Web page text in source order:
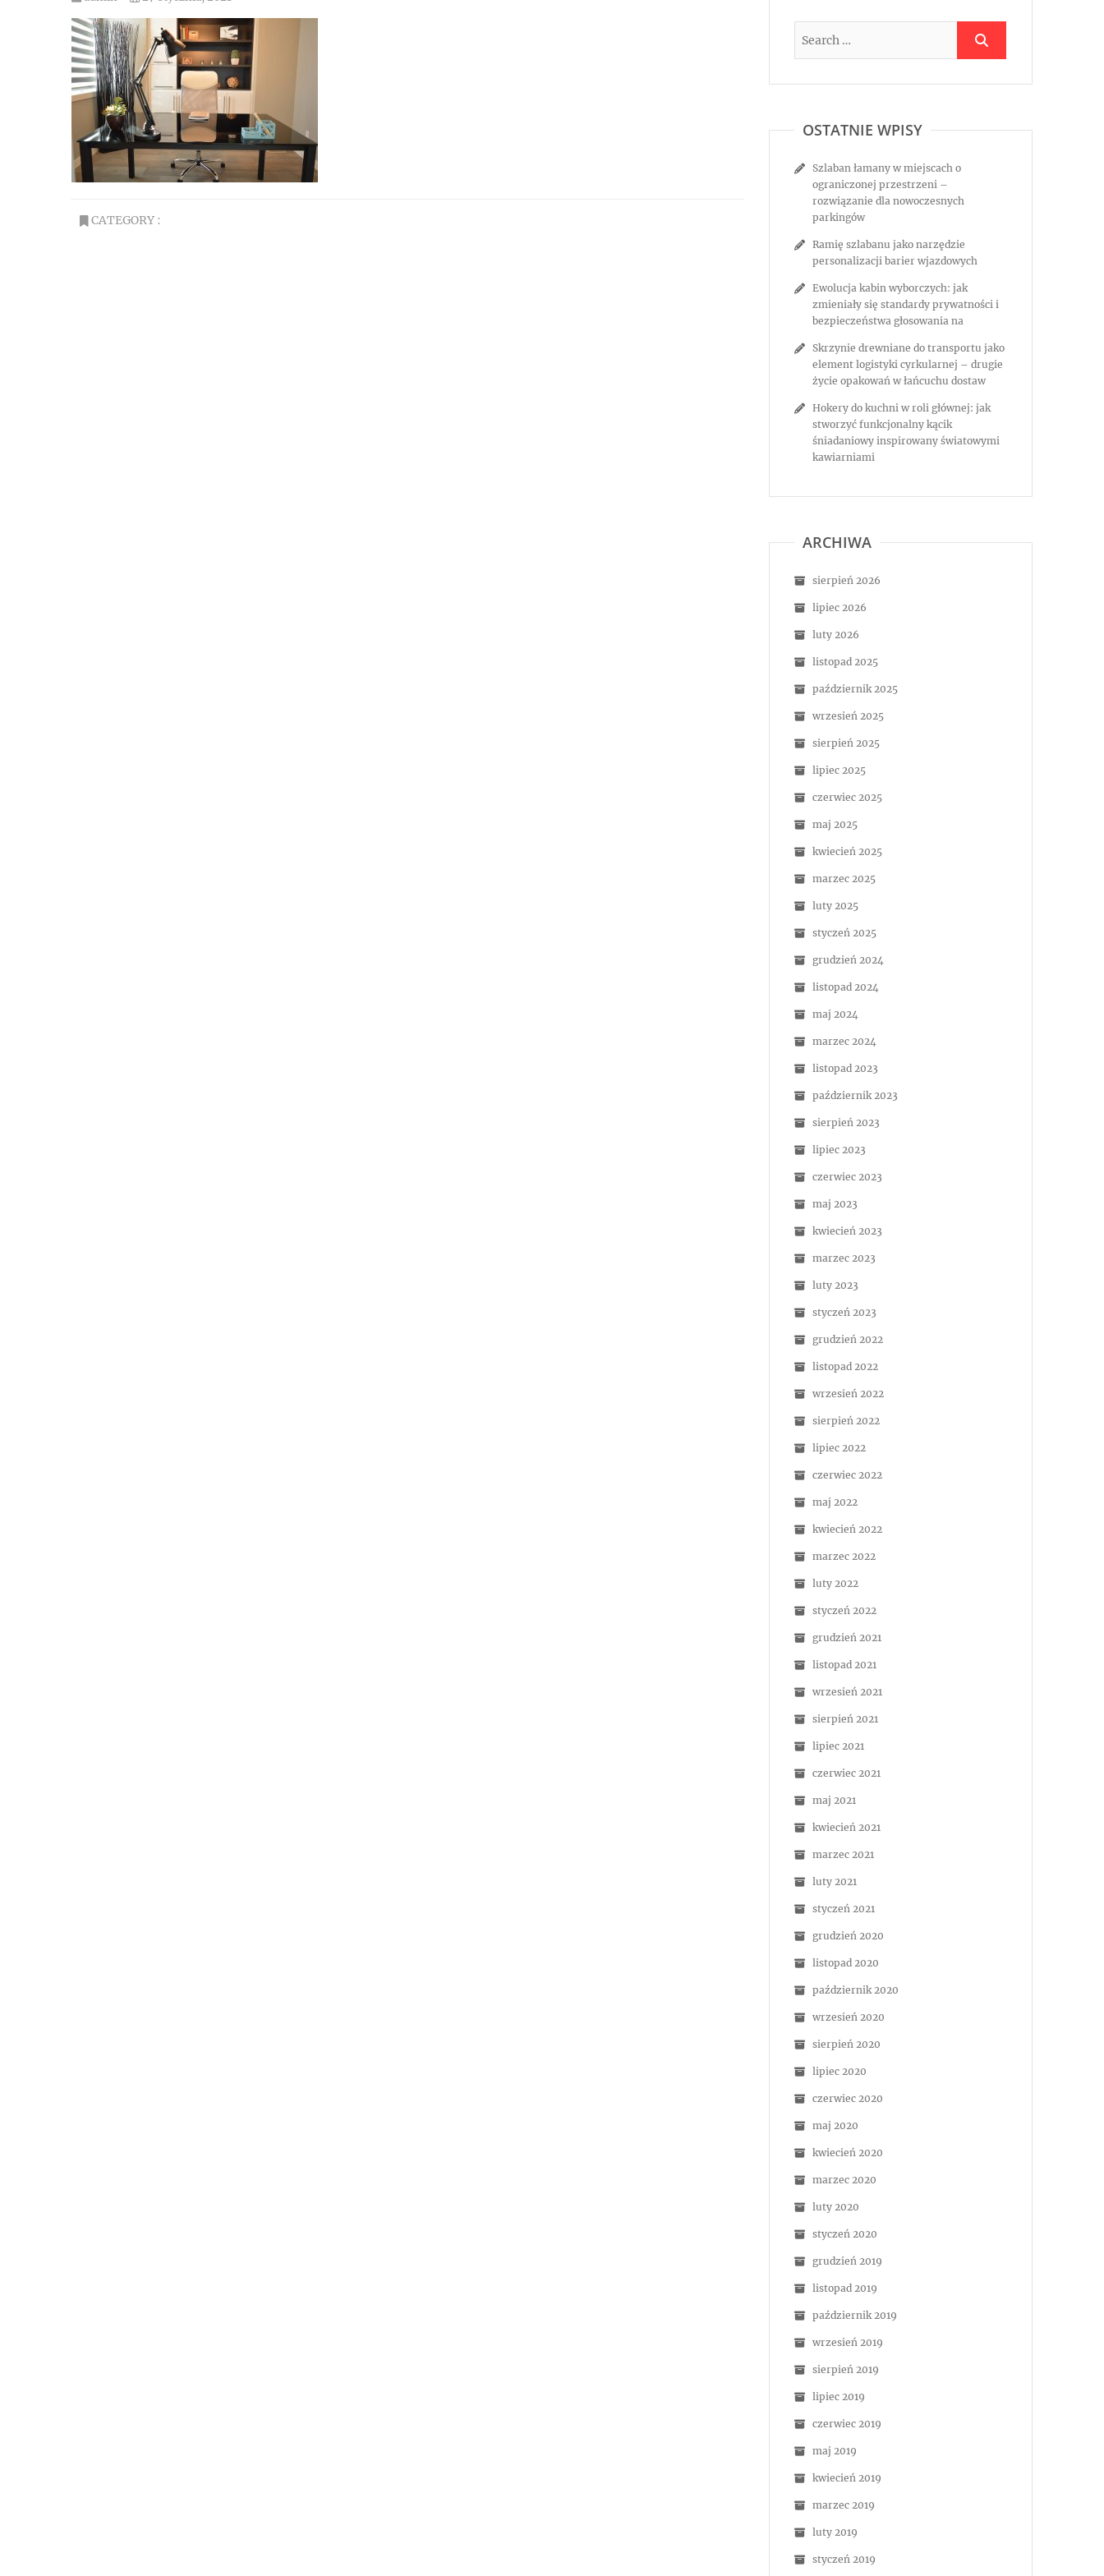
CATEGORY :
OSTATNIE WPISY
Szlaban łamany w miejscach o
ograniczonej przestrzeni –
rozwiązanie dla nowoczesnych
parkingów
Ramię szlabanu jako narzędzie
personalizacji barier wjazdowych
Ewolucja kabin wyborczych: jak
zmieniały się standardy prywatności i
bezpieczeństwa głosowania na
Skrzynie drewniane do transportu jako
element logistyki cyrkularnej – drugie
życie opakowań w łańcuchu dostaw
Hokery do kuchni w roli głównej: jak
stworzyć funkcjonalny kącik
śniadaniowy inspirowany światowymi
kawiarniami
ARCHIWA
sierpień 2026
lipiec 2026
luty 2026
listopad 2025
październik 2025
wrzesień 2025
sierpień 2025
lipiec 2025
czerwiec 2025
maj 2025
kwiecień 2025
marzec 2025
luty 2025
styczeń 2025
grudzień 2024
listopad 2024
maj 2024
marzec 2024
listopad 2023
październik 2023
sierpień 2023
lipiec 2023
czerwiec 2023
maj 2023
kwiecień 2023
marzec 2023
luty 2023
styczeń 2023
grudzień 2022
listopad 2022
wrzesień 2022
sierpień 2022
lipiec 2022
czerwiec 2022
maj 2022
kwiecień 2022
marzec 2022
luty 2022
styczeń 2022
grudzień 2021
listopad 2021
wrzesień 2021
sierpień 2021
lipiec 2021
czerwiec 2021
maj 2021
kwiecień 2021
marzec 2021
luty 2021
styczeń 2021
grudzień 2020
listopad 2020
październik 2020
wrzesień 2020
sierpień 2020
lipiec 2020
czerwiec 2020
maj 2020
kwiecień 2020
marzec 2020
luty 2020
styczeń 2020
grudzień 2019
listopad 2019
październik 2019
wrzesień 2019
sierpień 2019
lipiec 2019
czerwiec 2019
maj 2019
kwiecień 2019
marzec 2019
luty 2019
styczeń 2019